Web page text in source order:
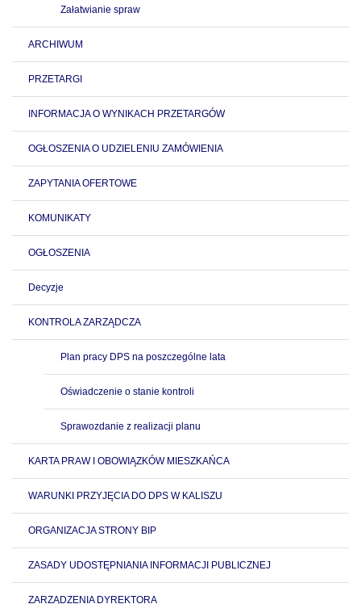
Załatwianie spraw
ARCHIWUM
PRZETARGI
INFORMACJA O WYNIKACH PRZETARGÓW
OGŁOSZENIA O UDZIELENIU ZAMÓWIENIA
ZAPYTANIA OFERTOWE
KOMUNIKATY
OGŁOSZENIA
Decyzje
KONTROLA ZARZĄDCZA
Plan pracy DPS na poszczególne lata
Oświadczenie o stanie kontroli
Sprawozdanie z realizacji planu
KARTA PRAW I OBOWIĄZKÓW MIESZKAŃCA
WARUNKI PRZYJĘCIA DO DPS W KALISZU
ORGANIZACJA STRONY BIP
ZASADY UDOSTĘPNIANIA INFORMACJI PUBLICZNEJ
ZARZĄDZENIA DYREKTORA